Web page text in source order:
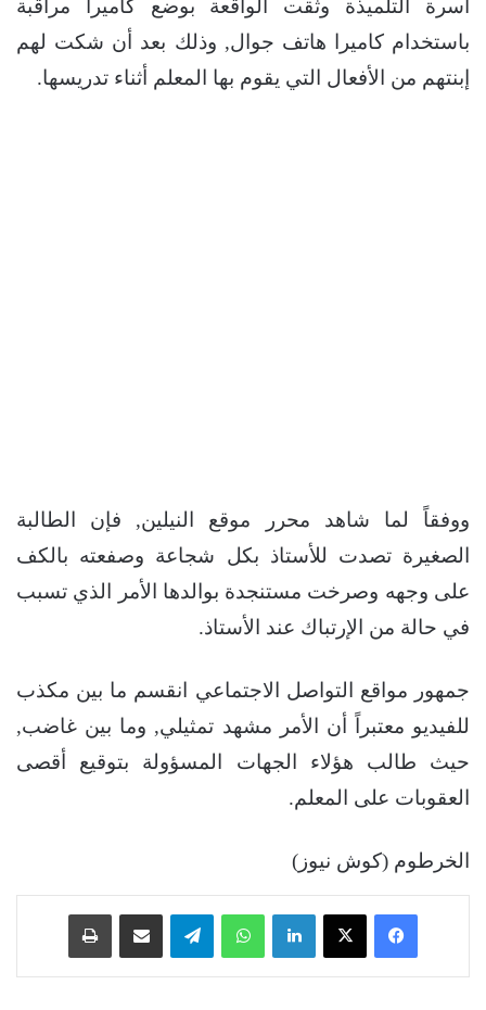
أسرة التلميذة وثقت الواقعة بوضع كاميرا مراقبة
باستخدام كاميرا هاتف جوال, وذلك بعد أن شكت لهم
إبنتهم من الأفعال التي يقوم بها المعلم أثناء تدريسها.
ووفقاً لما شاهد محرر موقع النيلين, فإن الطالبة
الصغيرة تصدت للأستاذ بكل شجاعة وصفعته بالكف
على وجهه وصرخت مستنجدة بوالدها الأمر الذي تسبب
في حالة من الإرتباك عند الأستاذ.
جمهور مواقع التواصل الاجتماعي انقسم ما بين مكذب
للفيديو معتبراً أن الأمر مشهد تمثيلي, وما بين غاضب,
حيث طالب هؤلاء الجهات المسؤولة بتوقيع أقصى
العقوبات على المعلم.
الخرطوم (كوش نيوز)
فيسبوك ‫X لينكدإن واتساب تيلقرام